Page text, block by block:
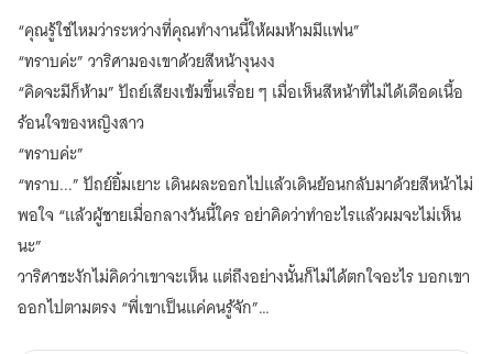
ร้าย
(จบ)
“คุณรู้ใช่ไหมว่าระหว่างที่คุณทำงานนี้ให้ผมห้ามมีแฟน”
“ทราบค่ะ” วาริศามองเขาด้วยสีหน้างุนงง
“คิดจะมีก็ห้าม” ปัถย์เสียงเข้มขึ้นเรื่อย ๆ เมื่อเห็นสีหน้าที่ไม่ได้เดือดเนื้อ
ร้อนใจของหญิงสาว
“ทราบค่ะ”
“ทราบ...” ปัถย์ยิ้มเยาะ เดินผละออกไปแล้วเดินย้อนกลับมาด้วยสีหน้าไม่
พอใจ “แล้วผู้ชายเมื่อกลางวันนี้ใคร อย่าคิดว่าทำอะไรแล้วผมจะไม่เห็น
นะ”
วาริศาชะงักไม่คิดว่าเขาจะเห็น แต่ถึงอย่างนั้นก็ไม่ได้ตกใจอะไร บอกเขา
ออกไปตามตรง “พี่เขาเป็นแค่คนรู้จัก”